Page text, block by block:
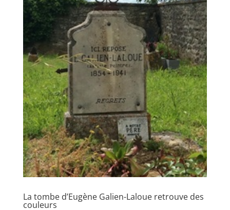
La tombe d’Eugène Galien-Laloue retrouve des
couleurs